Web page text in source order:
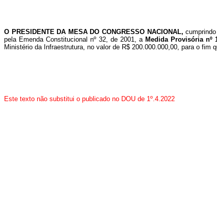
O PRESIDENTE DA MESA DO CONGRESSO NACIONAL,
pela Emenda Constitucional nº 32, de2001, a Medida Provisória nº
Ministério da Infraestrutura, no valor de R$ 200.000.000,00, para o fim
Este texto não substitui o publicado no DOU de 1º.4.2022